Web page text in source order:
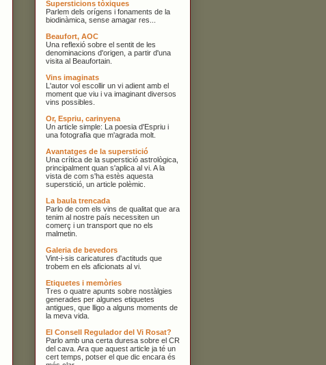
Supersticions tòxiques
Parlem dels orígens i fonaments de la
biodinàmica, sense amagar res...
Beaufort, AOC
Una reflexió sobre el sentit de les
denominacions d'origen, a partir d'una
visita al Beaufortain.
Vins imaginats
L'autor vol escollir un vi adient amb el
moment que viu i va imaginant diversos
vins possibles.
Or, Espriu, carinyena
Un article simple: La poesia d'Espriu i
una fotografia que m'agrada molt.
Avantatges de la superstició
Una crítica de la superstició astrològica,
principalment quan s'aplica al vi. A la
vista de com s'ha estès aquesta
superstició, un article polèmic.
La baula trencada
Parlo de com els vins de qualitat que ara
tenim al nostre país necessiten un
comerç i un transport que no els
malmetin.
Galeria de bevedors
Vint-i-sis caricatures d'actituds que
trobem en els aficionats al vi.
Etiquetes i memòries
Tres o quatre apunts sobre nostàlgies
generades per algunes etiquetes
antigues, que lligo a alguns moments de
la meva vida.
El Consell Regulador del Vi Rosat?
Parlo amb una certa duresa sobre el CR
del cava. Ara que aquest article ja té un
cert temps, potser el que dic encara és